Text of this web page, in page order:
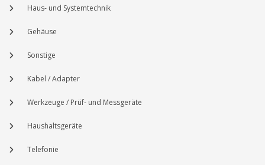
Haus- und Systemtechnik
Gehäuse
Sonstige
Kabel / Adapter
Werkzeuge / Prüf- und Messgeräte
Haushaltsgeräte
Telefonie